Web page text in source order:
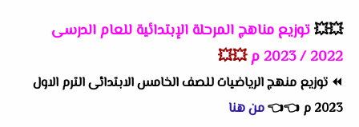
💥💥توزيع مناهج المرحلة الإبتدائية للعام الدرسى
2022 / 2023 م
💥💥
⏪ توزيع منهج الرياضيات للصف الخامس الابتدائى الترم الاول
2023 م
👈
👈من هنا